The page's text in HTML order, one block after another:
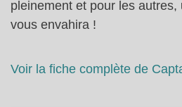
pleinement et pour les
vous envahira !
Voir la fiche complète de